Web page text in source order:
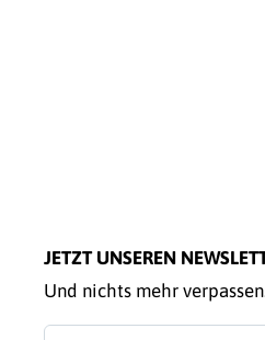
JETZT UNSEREN
Und nichts mehr